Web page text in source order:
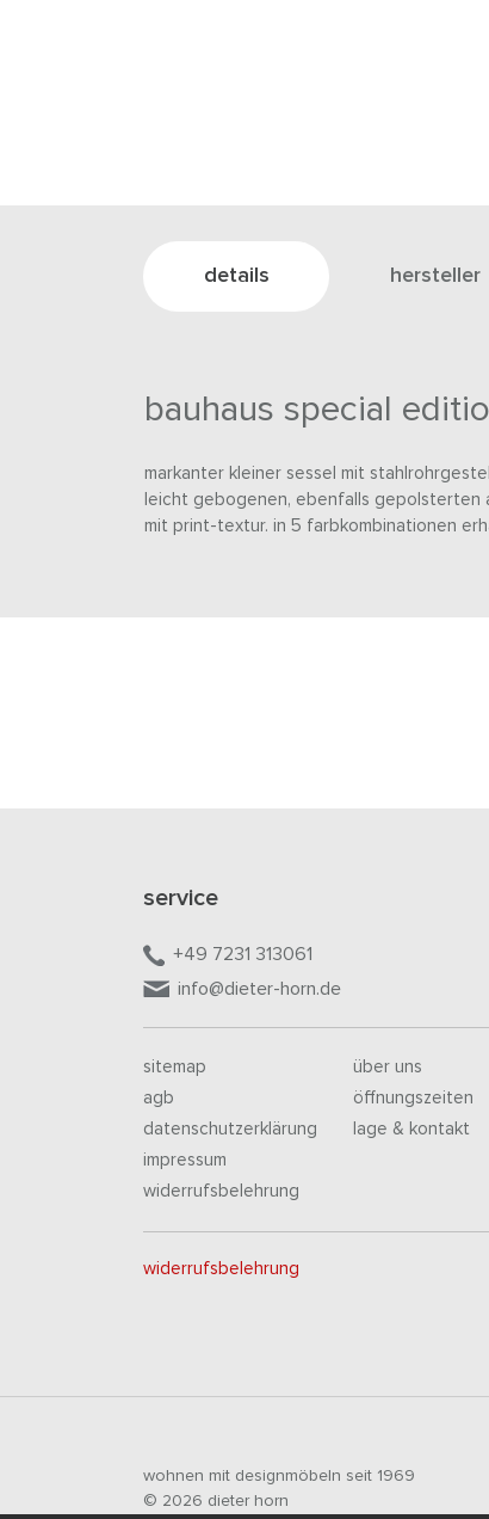
details hersteller
bauhaus special
markanter kleiner sessel mit
leicht gebogenen, ebenfalls gepolsterten
mit print-textur. in 5 farbkombinationen
service
+49 7231 313061
info@dieter-horn.de
sitemap
agb
datenschutzerklärung
impressum
widerrufsbelehrung
über uns
öffnungszeiten
lage & kontakt
widerrufsbelehrung
wohnen mit designmöbeln seit 1969
© 2026 dieter horn